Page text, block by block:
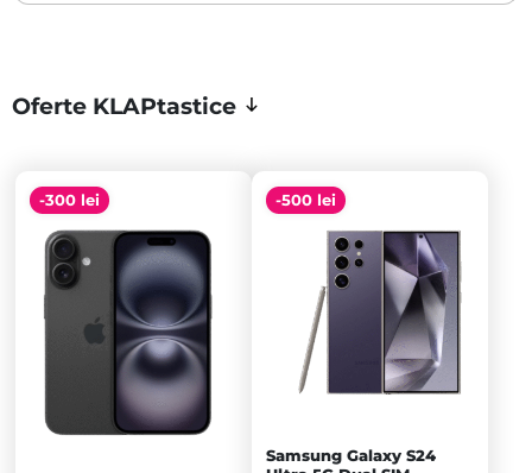
Oferte KLAPtastice
-300 lei -500 lei
Samsung Galaxy S24